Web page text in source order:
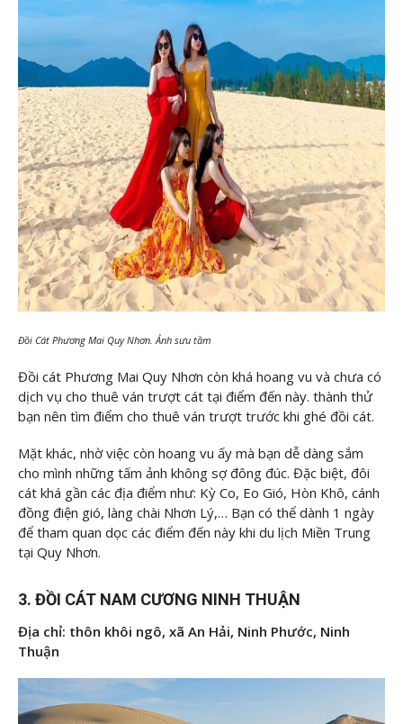
Đồi Cát Phương Mai Quy Nhơn. Ảnh sưu tầm
Đồi cát Phương Mai Quy Nhơn còn khá hoang vu và chưa có
dịch vụ cho thuê ván trượt cát tại điểm đến này. thành thử
bạn nên tìm điểm cho thuê ván trượt trước khi ghé đồi cát.
Mặt khác, nhờ việc còn hoang vu ấy mà bạn dễ dàng sắm
cho mình những tấm ảnh không sợ đông đúc. Đặc biệt, đôi
cát khá gần các địa điểm như: Kỳ Co, Eo Gió, Hòn Khô, cánh
đồng điện gió, làng chài Nhơn Lý,… Bạn có thể dành 1 ngày
để tham quan dọc các điểm đến này khi du lịch Miền Trung
tại Quy Nhơn.
3. ĐỒI CÁT NAM CƯƠNG NINH THUẬN
Địa chỉ: thôn khôi ngô, xã An Hải, Ninh Phước, Ninh
Thuận